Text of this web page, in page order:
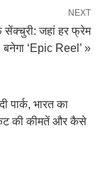
NEXT
जहां हर फ्रेम
बनेगा ‘Epic Reel’ »
भारत का
की कीमतें और कैसे